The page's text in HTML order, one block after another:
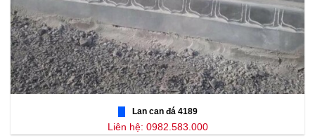
Lan can đá 4189
Liên hệ: 0982.583.000